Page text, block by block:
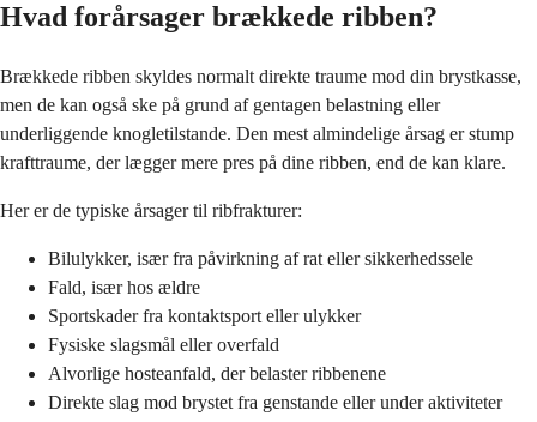
Hvad forårsager brækkede ribben?
Brækkede ribben skyldes normalt direkte traume mod din brystkasse,
men de kan også ske på grund af gentagen belastning eller
underliggende knogletilstande. Den mest almindelige årsag er stump
krafttraume, der lægger mere pres på dine ribben, end de kan klare.
Her er de typiske årsager til ribfrakturer:
Bilulykker, især fra påvirkning af rat eller sikkerhedssele
Fald, især hos ældre
Sportskader fra kontaktsport eller ulykker
Fysiske slagsmål eller overfald
Alvorlige hosteanfald, der belaster ribbenene
Direkte slag mod brystet fra genstande eller under aktiviteter